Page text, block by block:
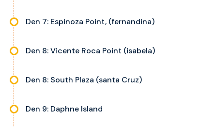
Den 7: Espinoza Point, (fernandina)
Den 8: Vicente Roca Point (isabela)
Den 8: South Plaza (santa Cruz)
Den 9: Daphne Island